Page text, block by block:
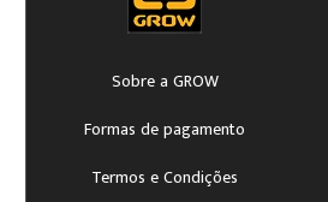
Sobre a GROW
Formas de pagamento
Termos e Condições